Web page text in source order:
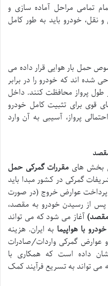
تمامی مراحل آماده سازی و
خودرو باید به طور کامل
حمل بار هوایی قرار داده می
شده اند که خودرو را در برابر
طول پرواز محافظت کنند. داخل
قوی برای تثبیت کامل خودرو
پرواز، آسیبی به آن وارد
بخش های مقررات گمرکی حمل
گمرکی در کشور مبدا باید
پرداخت عوارض خروج (در صورت
پس از رسیدن خودرو به مقصد،
آغاز می شود که می تواند
با هواپیما به ایران. هزینه
عوارض گمرکی واردات/صادرات
داده است که همکاری با
می تواند به تسریع فرآیند کمک